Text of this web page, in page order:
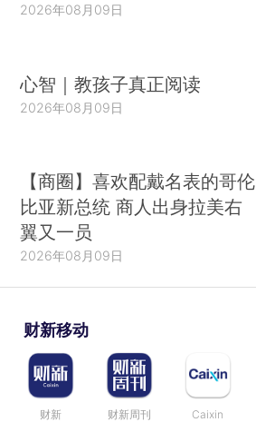
2026年08月09日
心智｜教孩子真正阅读
2026年08月09日
【商圈】喜欢配戴名表的哥伦
比亚新总统 商人出身拉美右
翼又一员
2026年08月09日
财新移动
财新 财新周刊 Caixin